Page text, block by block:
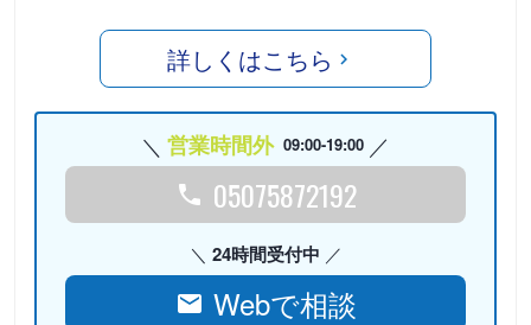
詳しくはこちら
営業時間外 09:00-19:00
05075872192
24時間受付中
Webで相談